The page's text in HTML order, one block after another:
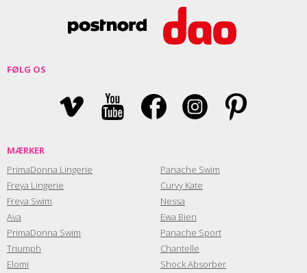
FØLG OS
MÆRKER
PrimaDonna Lingerie
Freya Lingerie
Freya Swim
Ava
PrimaDonna Swim
Triumph
Elomi
Panache Swim
Curvy Kate
Nessa
Ewa Bien
Panache Sport
Chantelle
Shock Absorber